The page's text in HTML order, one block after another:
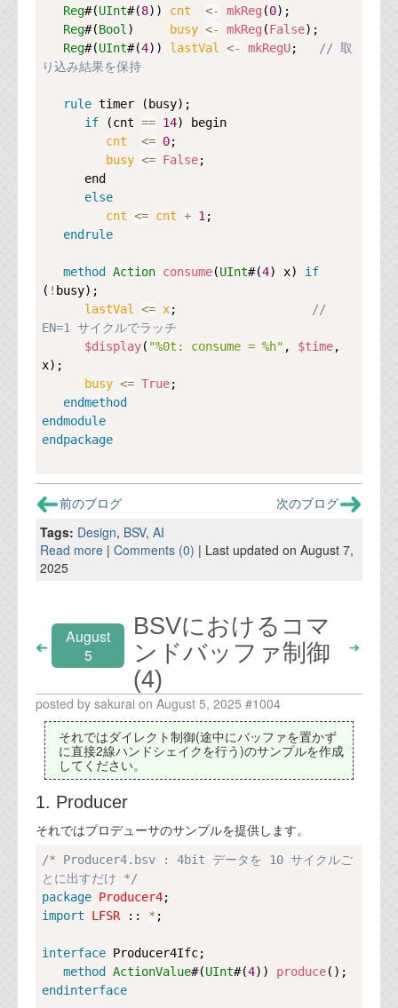
Reg#(UInt#(8)) cnt <- mkReg (0);
Reg#(Bool ) busy <- mkReg (False);
Reg#(UInt#(4)) lastVal <- mkRegU;
// 取
り込み結果を保持
rule timer (busy);
if (cnt == 14) begin
cnt <= 0;
busy <= False;
else
cnt <= cnt + 1 ;
endrule
method Action consume(UInt#(4) x) if
( ! busy);
lastVal <= x;
//
EN=1 サイクルでラッチ
$display( "%0t: consume = %h" , $time,
x);
busy <= True;
endmethod
endmodule
endpackage
前のブログ
次のブログ
Tags: Design, BSV, AI
Read more | Comments (0) | Last updated on August 7,
2025
August
5
BSVにおけるコマ
ンドバッファ制御
(4)
posted by sakurai on August 5, 2025 #1004
それではダイレクト制御(途中にバッファを置かず
に直接2線ハンドシェイクを行う)のサンプルを作成
してください。
1. Producer
それではプロデューサのサンプルを提供します。
/* Producer4.bsv : 4bit データを 10 サイクルご
とに出すだけ */
package Producer4
import
LFSR :: * ;
interface Producer4Ifc;
method
ActionValue#(UInt#(4)) produce
endinterface
Copy